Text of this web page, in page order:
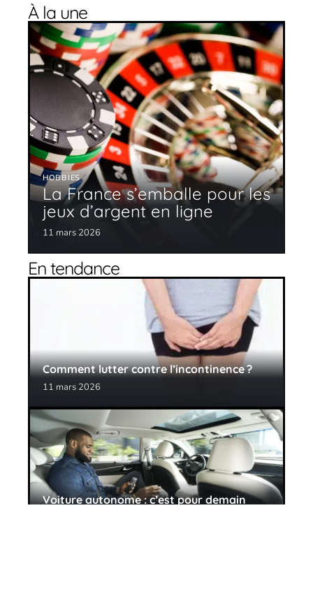
À la une
HOBBIES
La France s’emballe pour les
jeux d’argent en ligne
11 mars 2026
En tendance
Comment lutter contre l’incontinence ?
11 mars 2026
Voiture autonome : c’est pour demain